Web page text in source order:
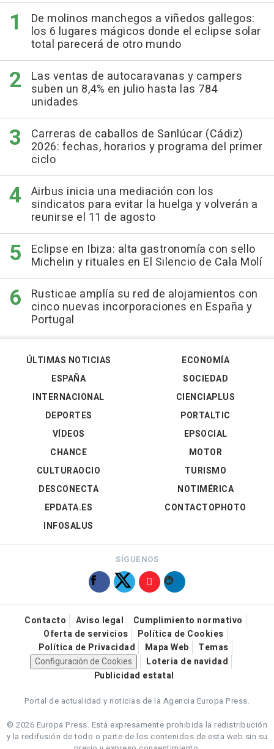
De molinos manchegos a viñedos gallegos:
los 6 lugares mágicos donde el eclipse solar
total parecerá de otro mundo
Las ventas de autocaravanas y campers
suben un 8,4% en julio hasta las 784
unidades
Carreras de caballos de Sanlúcar (Cádiz)
2026: fechas, horarios y programa del primer
ciclo
Airbus inicia una mediación con los
sindicatos para evitar la huelga y volverán a
reunirse el 11 de agosto
Eclipse en Ibiza: alta gastronomía con sello
Michelin y rituales en El Silencio de Cala Molí
Rusticae amplía su red de alojamientos con
cinco nuevas incorporaciones en España y
Portugal
ÚLTIMAS NOTICIAS
ESPAÑA
INTERNACIONAL
DEPORTES
VÍDEOS
ECONOMÍA
SOCIEDAD
CIENCIAPLUS
PORTALTIC
EPSOCIAL
CHANCE
CULTURAOCIO
DESCONECTA
EPDATA.ES
INFOSALUS
MOTOR
TURISMO
NOTIMÉRICA
CONTACTOPHOTO
SÍGUENOS
Contacto Aviso legal
Cumplimiento normativo
Oferta de servicios
Política de Cookies
Política de Privacidad
Mapa Web
Temas
Configuración de Cookies
Loteria de navidad
Publicidad estatal
Portal de actualidad y noticias de la Agencia Europa Press.
© 2026 Europa Press. Está expresamente prohibida la redistribución
y la redifusión de todo o parte de los contenidos de esta web sin su